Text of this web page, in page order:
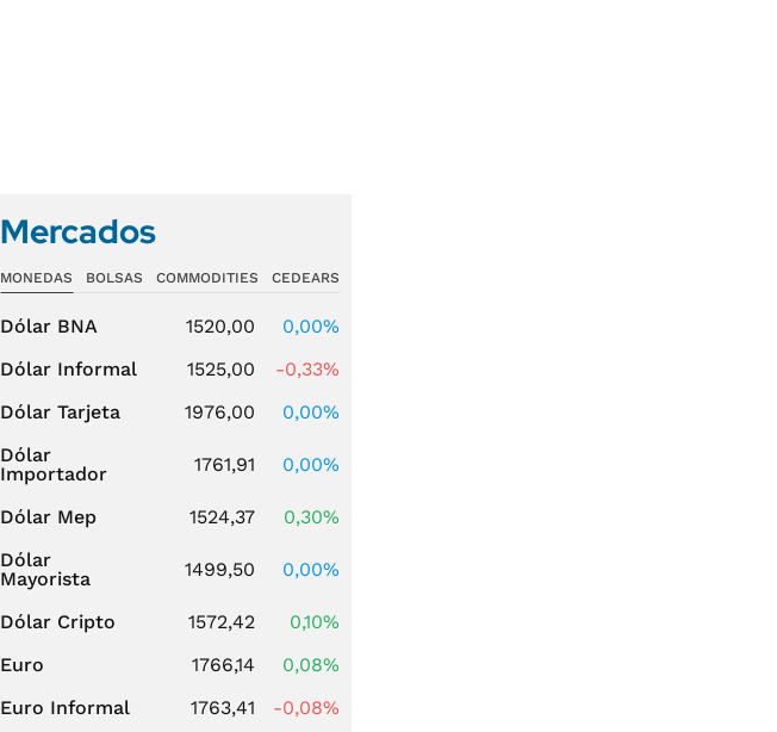
Mercados
MONEDAS BOLSAS COMMODITIES CEDEARS
Dólar BNA 1520,00
0,00%
Dólar Informal
1525,00
-0,33%
Dólar Tarjeta
1976,00
0,00%
Dólar
Importador
1761,91 0,00%
Dólar Mep 1524,37
0,30%
Dólar
Mayorista
1499,50 0,00%
Dólar Cripto 1572,42
0,10%
Euro
1766,14
0,08%
Euro Informal
1763,41 -0,08%